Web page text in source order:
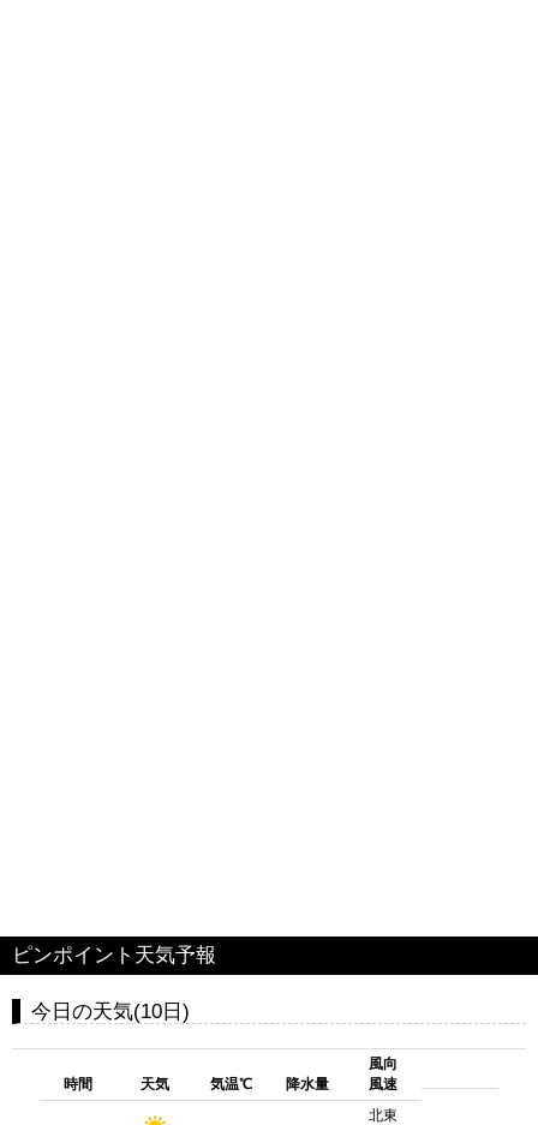
ピンポイント天気予報
今日の天気(10日)
時間 天気 気温℃ 降水量
風向
風速
北東